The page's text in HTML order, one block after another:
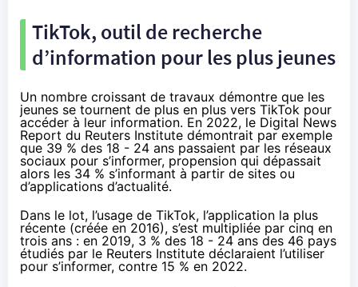
TikTok, outil de recherche
d’information pour les plus jeunes
Un nombre croissant de travaux démontre que les
jeunes se tournent de plus en plus vers TikTok pour
accéder à leur information. En 2022, le Digital News
Report du Reuters Institute démontrait par exemple
que 39 % des 18 - 24 ans passaient par les réseaux
sociaux pour s’informer, propension qui dépassait
alors les 34 % s’informant à partir de sites ou
d’applications d’actualité.
Dans le lot, l’usage de TikTok, l’application la plus
récente (créée en 2016), s’est multipliée par cinq en
trois ans : en 2019, 3 % des 18 - 24 ans des 46 pays
étudiés par le Reuters Institute déclaraient l’utiliser
pour s’informer, contre 15 % en 2022.